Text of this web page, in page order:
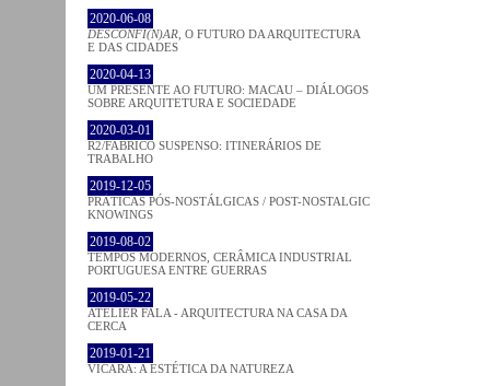
2020-06-08
DESCONFI(N)AR , O FUTURO DA ARQUITECTURA
E DAS CIDADES
2020-04-13
UM PRESENTE AO FUTURO: MACAU – DIÁLOGOS
SOBRE ARQUITETURA E SOCIEDADE
2020-03-01
R2/FABRICO SUSPENSO: ITINERÁRIOS DE
TRABALHO
2019-12-05
PRÁTICAS PÓS-NOSTÁLGICAS / POST-NOSTALGIC
KNOWINGS
2019-08-02
TEMPOS MODERNOS, CERÂMICA INDUSTRIAL
PORTUGUESA ENTRE GUERRAS
2019-05-22
ATELIER FALA - ARQUITECTURA NA CASA DA
CERCA
2019-01-21
VICARA: A ESTÉTICA DA NATUREZA